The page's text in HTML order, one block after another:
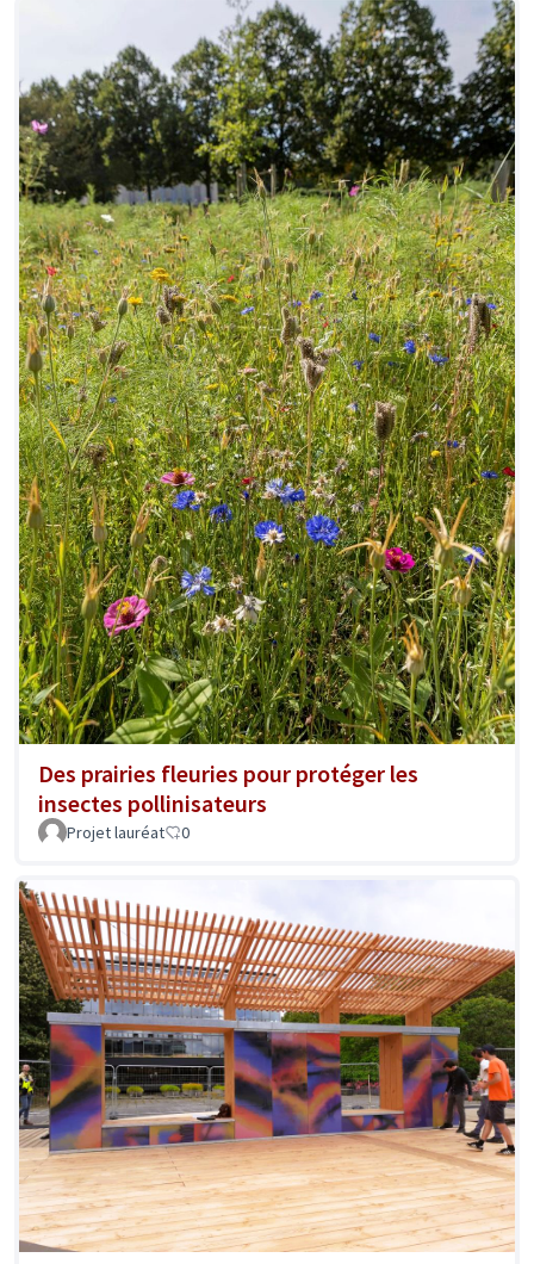
Des prairies fleuries pour protéger les
insectes pollinisateurs
Projet lauréat 0